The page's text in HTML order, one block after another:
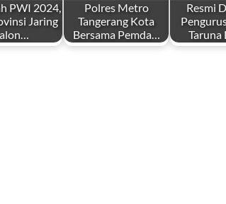
PWI 2024,
Jaring
Polres Metro
Tangerang Kota
Bersama Pemda…
by
Resmi
Taruna
by